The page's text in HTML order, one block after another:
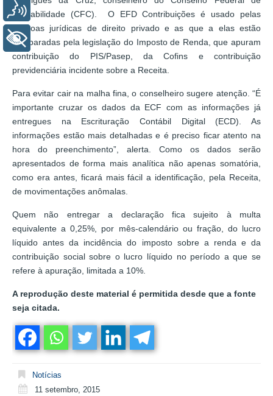
Contabilidade (CFC). O EFD Contribuições é usado pelas
pessoas jurídicas de direito privado e as que a elas estão
equiparadas pela legislação do Imposto de Renda, que apuram
contribuição do PIS/Pasep, da Cofins e contribuição
previdenciária incidente sobre a Receita.
Para evitar cair na malha fina, o conselheiro sugere atenção. “É
importante cruzar os dados da ECF com as informações já
entregues na Escrituração Contábil Digital (ECD). As
informações estão mais detalhadas e é preciso ficar atento na
hora do preenchimento”, alerta. Como os dados serão
apresentados de forma mais analítica não apenas somatória,
como era antes, ficará mais fácil a identificação, pela Receita,
de movimentações anômalas.
Quem não entregar a declaração fica sujeito à multa
equivalente a 0,25%, por mês-calendário ou fração, do lucro
líquido antes da incidência do imposto sobre a renda e da
contribuição social sobre o lucro líquido no período a que se
refere à apuração, limitada a 10%.
A reprodução deste material é permitida desde que a fonte
seja citada.
Notícias
11 setembro, 2015
+ Acessibilidade